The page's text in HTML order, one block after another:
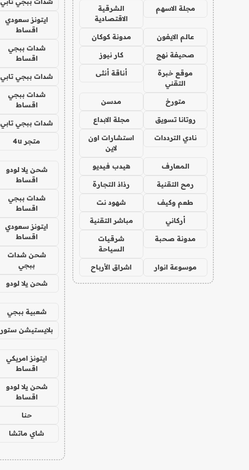
مجلة الاسهم
الشرقية
الاقتصادية
عالم الايفون مدونة كوكان
صحيفة نهج كار نيوز
موقع خبرة
التقني
أناقة أنثى
متورخ مدسن
روتانا تسويق مجلة الابداع
نادي الترددات
استشارات اون
لاين
المعارف هيدب فيديو
رمح التقنية رذاذ التجارة
طعم وكيف شهود نت
أركاني مباشر التقنية
مدونة صحبة
شرقيات
السياحة
موسوعة انوار اشراق الأرباح
ايتونز سعودي
اقساط
شدات ببجي
اقساط
شدات ببجي تابي
شدات ببجي
اقساط
شدات ببجي تابي
متجر 4u
شحن يلا لودو
اقساط
شدات ببجي
اقساط
ايتونز سعودي
اقساط
شحن شدات
ببجي
شحن يلا لودو
شعبية ببجي
بلايستيشن ستور
ايتونز امريكي
اقساط
شحن يلا لودو
اقساط
حنا
شاي ماتشا